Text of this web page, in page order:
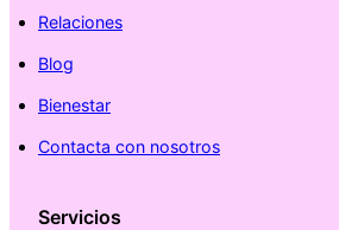
Relaciones
Blog
Bienestar
Contacta con nosotros
Servicios